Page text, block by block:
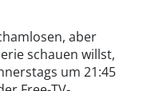
aber
schauen willst,
um 21:45